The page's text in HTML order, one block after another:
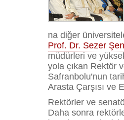
na diğer
Prof. Dr. Sezer
müdürleri ve
yola çıkan Rektör
Safranbolu'nun
Arasta Çarşısı ve
Rektörler ve
Daha sonra